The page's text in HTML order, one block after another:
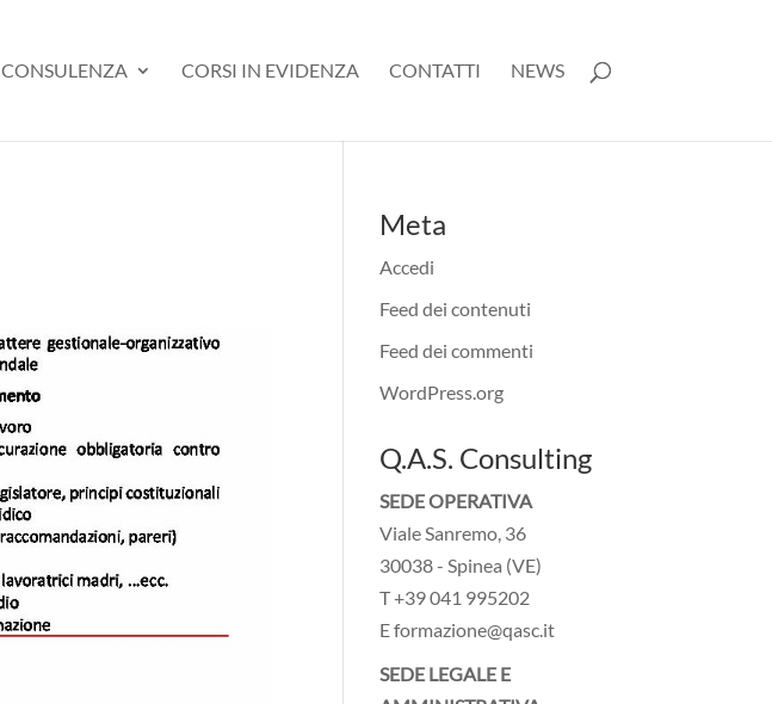
CONSULENZA CORSI IN EVIDENZA CONTATTI NEWS
Meta
Accedi
Feed dei contenuti
Feed dei commenti
WordPress.org
Q.A.S. Consulting
SEDE OPERATIVA
Viale Sanremo, 36
30038 - Spinea (VE)
T +39 041 995202
E formazione@qasc.it
SEDE LEGALE E